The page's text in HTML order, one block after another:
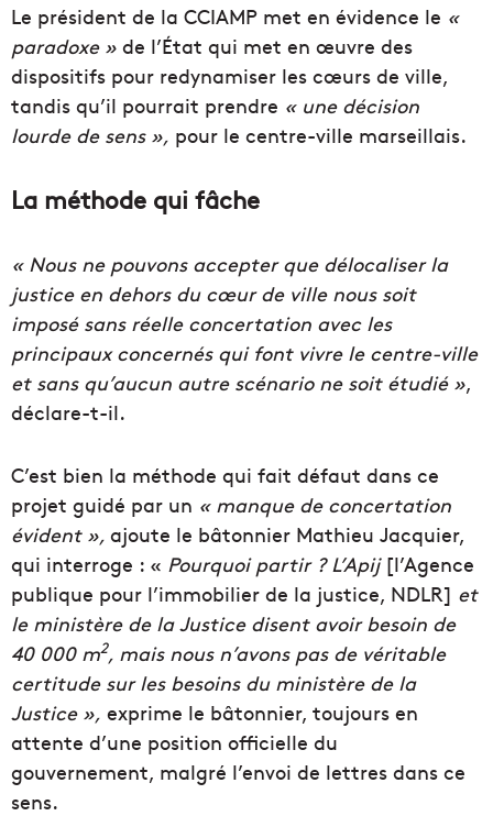
Le président de la CCIAMP met en évidence le «
paradoxe » de l’État qui met en œuvre des
dispositifs pour redynamiser les cœurs de ville,
tandis qu’il pourrait prendre « une décision
lourde de sens », pour le centre-ville marseillais.
La méthode qui fâche
« Nous ne pouvons accepter que délocaliser la
justice en dehors du cœur de ville nous soit
imposé sans réelle concertation avec les
principaux concernés qui font vivre le centre-ville
et sans qu’aucun autre scénario ne soit étudié »,
déclare-t-il.
C’est bien la méthode qui fait défaut dans ce
projet guidé par un « manque de concertation
évident », ajoute le bâtonnier Mathieu Jacquier,
qui interroge : « Pourquoi partir ? L’Apij [l’Agence
publique pour l’immobilier de la justice, NDLR] et
le ministère de la Justice disent avoir besoin de
40 000 m2, mais nous n’avons pas de véritable
certitude sur les besoins du ministère de la
Justice », exprime le bâtonnier, toujours en
attente d’une position officielle du
gouvernement, malgré l’envoi de lettres dans ce
sens.